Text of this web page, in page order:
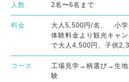
人数 2名〜6名まで
料金
大人5,500円/名、 小
体験料金より観光キャ
で大人4,500円、子供
コース
工場見学→柄選び→生
験